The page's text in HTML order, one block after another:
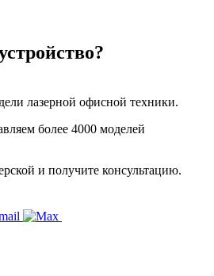
лазерной офисной техники.
более 4000 моделей
и получите консультацию.